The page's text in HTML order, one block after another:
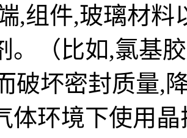
,组件,玻璃材
。（比如,氯基
破坏密封质量,
体环境下使用